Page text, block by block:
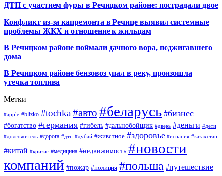
ДТП с участием фуры в Речицком районе: пострадали двое
Конфликт из-за капремонта в Речице выявил системные
проблемы ЖКХ и отношение к жильцам
В Речицком районе поймали дачного вора, поджигавшего
дома
В Речицком районе бензовоз упал в реку, произошла
утечка топлива
Метки
#apple #blizko #tochka#авто #беларусь #бизнес
#богатство #германия #гибель #дальнобойщик #дверь #деньги #дети
#долгожитель #дорога #дтп #дубай #животное #здоровье #испания #казахстан
#китай #кризис #медицина #недвижимость #новости
компаний #пожар #полиция #польша #путешествие